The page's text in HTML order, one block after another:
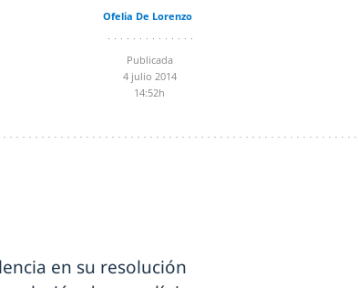
Ofelia De Lorenzo
Publicada
4 julio 2014
14:52h
en su resolución